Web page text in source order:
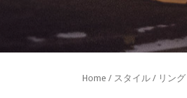
Home / スタイル / リング